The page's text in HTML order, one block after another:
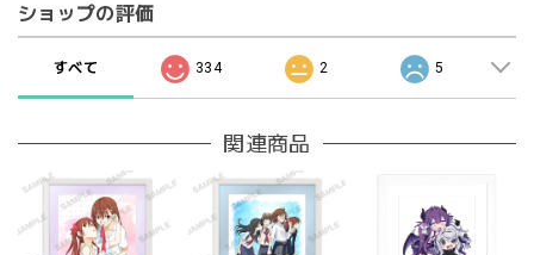
ショップの評価
すべて 334 2 5
関連商品